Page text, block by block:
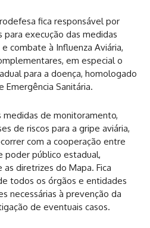
fica responsável por
execução das medidas
combate à Influenza Aviária,
em especial o
para a doença, homologado
Emergência Sanitária.
medidas de monitoramento,
de riscos para a gripe aviária,
com a cooperação entre
poder público estadual,
diretrizes do Mapa. Fica
todos os órgãos e entidades
necessárias à prevenção da
de eventuais casos.